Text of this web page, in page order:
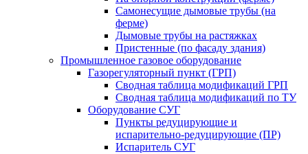
Самонесущие дымовые трубы (на
ферме)
Дымовые трубы на растяжках
Пристенные (по фасаду здания)
Промышленное газовое оборудование
Газорегуляторный пункт (ГРП)
Сводная таблица модификаций ГРП
Сводная таблица модификаций по ТУ
Оборудование СУГ
Пункты редуцирующие и
испарительно-редуцирующие (ПР)
Испаритель СУГ